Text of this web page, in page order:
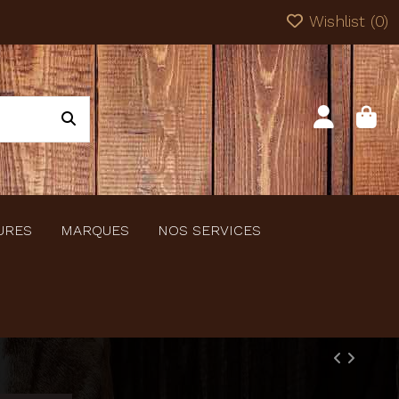
Wishlist (0)
MARQUES NOS SERVICES